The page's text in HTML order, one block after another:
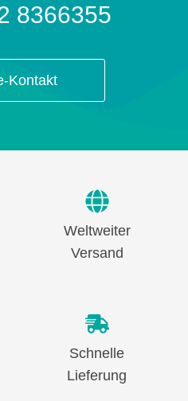
8366355
Kontakt
Weltweiter
Versand
Schnelle
Lieferung